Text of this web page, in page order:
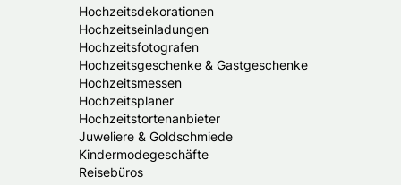
Hochzeitsdekorationen
Hochzeitseinladungen
Hochzeitsfotografen
Hochzeitsgeschenke & Gastgeschenke
Hochzeitsmessen
Hochzeitsplaner
Hochzeitstortenanbieter
Juweliere & Goldschmiede
Kindermodegeschäfte
Reisebüros